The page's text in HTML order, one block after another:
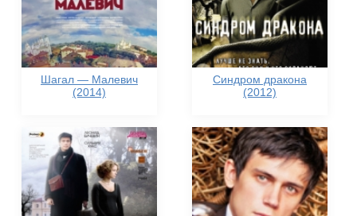
Шагал — Малевич
(2014)
Синдром дракона
(2012)